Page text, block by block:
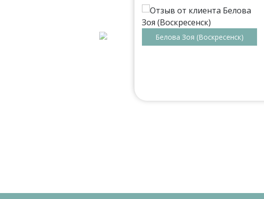
день. Поэтому у меня
Белова Зоя (Воскресенск)